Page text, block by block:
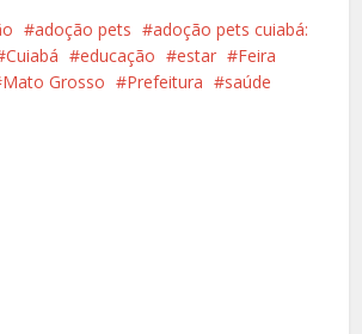
adoção pets
adoção pets cuiabá:
Cuiabá educação estar
Feira
Mato Grosso Prefeitura
saúde